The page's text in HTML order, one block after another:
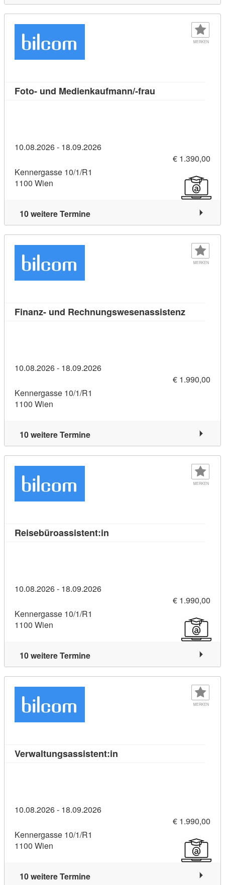
MERKEN
Foto- und Medienkaufmann/-frau
10.08.2026 - 18.09.2026
€ 1.390,00
Kennergasse 10/1/R1
1100 Wien
10 weitere Termine
MERKEN
Finanz- und Rechnungswesenassistenz
10.08.2026 - 18.09.2026
€ 1.990,00
Kennergasse 10/1/R1
1100 Wien
10 weitere Termine
MERKEN
Reisebüroassistent:in
10.08.2026 - 18.09.2026
€ 1.990,00
Kennergasse 10/1/R1
1100 Wien
10 weitere Termine
MERKEN
Verwaltungsassistent:in
10.08.2026 - 18.09.2026
€ 1.990,00
Kennergasse 10/1/R1
1100 Wien
10 weitere Termine